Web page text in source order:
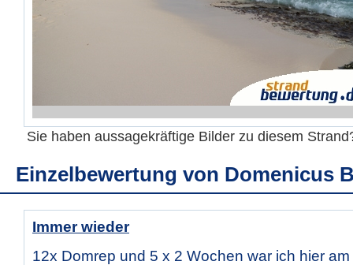
Sie haben aussagekräftige Bilder zu diesem
Einzelbewertung von Domenicus
Immer wieder
12x Domrep und 5 x 2 Wochen war ich hier